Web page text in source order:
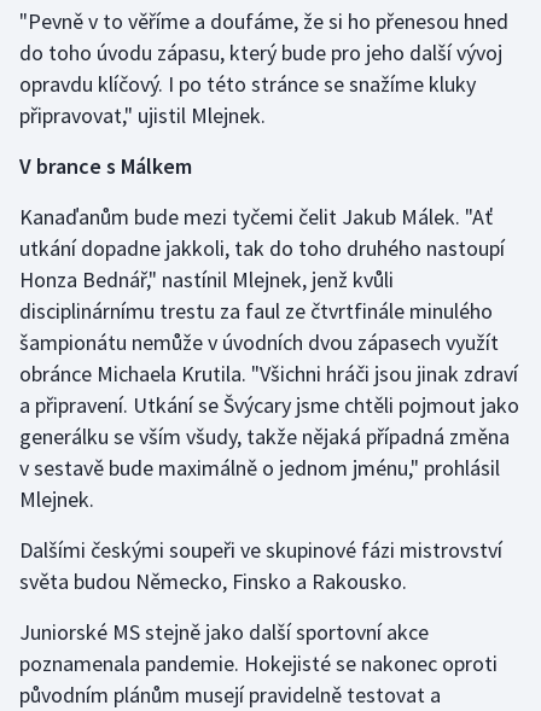
Short track
Sportovní střelba
Veslování
Vodní slalom
Volejbal
Ostatní
"Pevně v to věříme a doufáme, že si ho přenesou hned
do toho úvodu zápasu, který bude pro jeho další vývoj
opravdu klíčový. I po této stránce se snažíme kluky
připravovat," ujistil Mlejnek.
V brance s Málkem
Kanaďanům bude mezi tyčemi čelit Jakub Málek. "Ať
utkání dopadne jakkoli, tak do toho druhého nastoupí
Honza Bednář," nastínil Mlejnek, jenž kvůli
disciplinárnímu trestu za faul ze čtvrtfinále minulého
šampionátu nemůže v úvodních dvou zápasech využít
obránce Michaela Krutila. "Všichni hráči jsou jinak zdraví
a připravení. Utkání se Švýcary jsme chtěli pojmout jako
generálku se vším všudy, takže nějaká případná změna
v sestavě bude maximálně o jednom jménu," prohlásil
Mlejnek.
Dalšími českými soupeři ve skupinové fázi mistrovství
světa budou Německo, Finsko a Rakousko.
Juniorské MS stejně jako další sportovní akce
poznamenala pandemie. Hokejisté se nakonec oproti
původním plánům musejí pravidelně testovat a